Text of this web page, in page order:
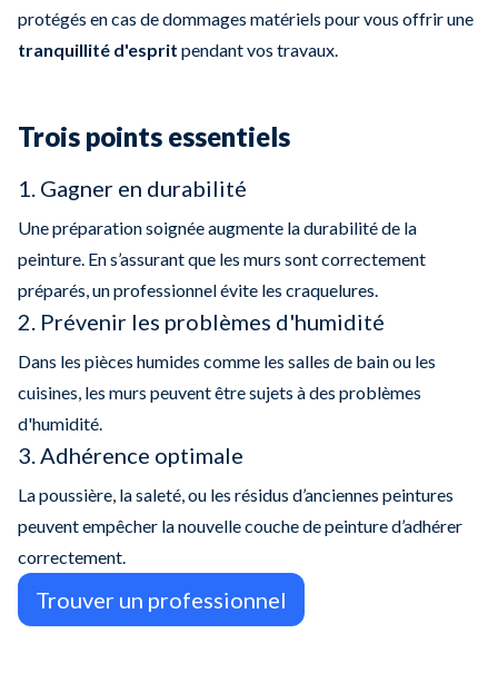
protégés en cas de dommages matériels pour vous offrir une
tranquillité d'esprit pendant vos travaux.
Trois points essentiels
1. Gagner en durabilité
Une préparation soignée augmente la durabilité de la
peinture. En s’assurant que les murs sont correctement
préparés, un professionnel évite les craquelures.
2. Prévenir les problèmes d'humidité
Dans les pièces humides comme les salles de bain ou les
cuisines, les murs peuvent être sujets à des problèmes
d'humidité.
3. Adhérence optimale
La poussière, la saleté, ou les résidus d’anciennes peintures
peuvent empêcher la nouvelle couche de peinture d’adhérer
correctement.
Trouver un professionnel